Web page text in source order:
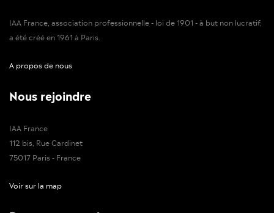
IAA France, association professionnelle - loi de 1901 - à but non lucratif,
a été créé en 1961 à Paris.
A propos de nous
Nous rejoindre
IAA France
112 bis, Rue Cardinet
75017 Paris - France
Voir sur la map